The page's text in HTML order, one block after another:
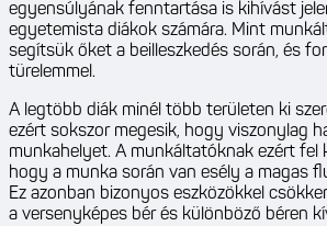
egyensúlyának fenntartása is kihívást
egyetemista diákok számára. Mint
segítsük őket a beilleszkedés során, és
türelemmel.
A legtöbb diák minél több területen ki
ezért sokszor megesik, hogy viszonylag
munkahelyet. A munkáltatóknak ezért fel
hogy a munka során van esély a magas
Ez azonban bizonyos eszközökkel
a versenyképes bér és különböző béren